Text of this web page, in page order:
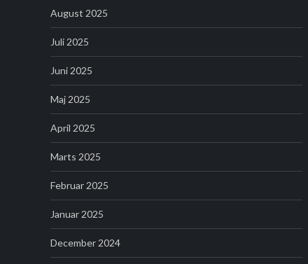
August 2025
Juli 2025
Juni 2025
Maj 2025
April 2025
Marts 2025
Februar 2025
Januar 2025
December 2024